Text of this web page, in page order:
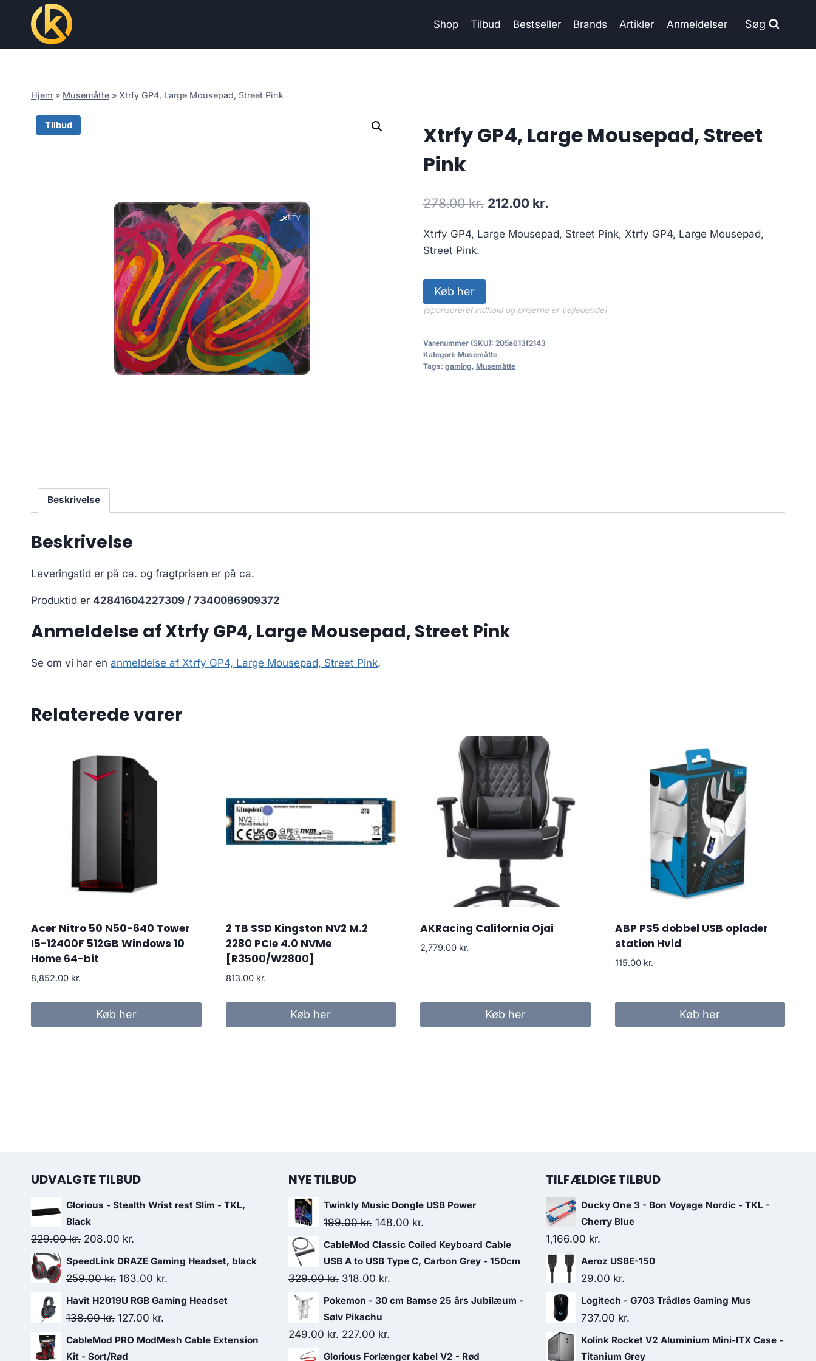
content
Shop Tilbud Bestseller Brands Artikler Anmeldelser Søg
Hjem » Musemåtte » Xtrfy GP4, Large Mousepad, Street Pink
Tilbud
Xtrfy GP4, Large Mousepad, Street
Pink
278.00kr. Original
was:
212.00 kr.
is:
Xtrfy GP4, Large Mousepad, Street Pink, Xtrfy GP4, Large Mousepad,
Street Pink.
Køb her
(sponsoreret indhold og priserne er vejledende)
Varenummer (SKU): 205a613f2143
Kategori: Musemåtte
Tags: gaming, Musemåtte
Beskrivelse
Beskrivelse
Leveringstid er på ca. og fragtprisen er på ca.
Produktid er 42841604227309 / 7340086909372
Anmeldelse af Xtrfy GP4, Large Mousepad, Street Pink
Se om vi har en anmeldelse af Xtrfy GP4, Large Mousepad, Street Pink.
Relaterede varer
Acer Nitro 50 N50-640 Tower
I5-12400F 512GB Windows 10
Home 64-bit
8,852.00 kr.
Køb her
2 TB SSD Kingston NV2 M.2
2280 PCIe 4.0 NVMe
[R3500/W2800]
813.00 kr.
Køb her
AKRacing California Ojai
2,779.00 kr.
Køb her
ABP PS5 dobbel USB oplader
station Hvid
115.00 kr.
Køb her
UDVALGTE TILBUD
Glorious - Stealth Wrist rest Slim - TKL,
Black
229.00kr. Original
price
was:
208.00 kr.
price
is:
SpeedLink DRAZE Gaming Headset, black
259.00kr. Original
price
was:
163.00 kr.
price
Havit H2019U RGB Gaming Headset
138.00kr. Original
price
was:
127.00 kr.
price
CableMod PRO ModMesh Cable Extension
Kit - Sort/Rød
NYE TILBUD
Twinkly Music Dongle USB Power
199.00kr. Original
price
was:
199.00 kr..
148.00 kr.
price
is:
CableMod Classic Coiled Keyboard Cable
USB A to USB Type C, Carbon Grey - 150cm
329.00kr. Original
price
was:
329.00 kr..
318.00 kr.
price
Pokemon - 30 cm Bamse 25 års Jubilæum -
Sølv Pikachu
249.00kr. Original
price
227.00 kr.
price
Glorious Forlænger kabel V2 - Rød
TILFÆLDIGE TILBUD
Ducky One 3 - Bon Voyage Nordic - TKL -
Cherry Blue
1,166.00 kr.
Aeroz USBE-150
29.00 kr.
Logitech - G703 Trådløs Gaming Mus
737.00 kr.
Kolink Rocket V2 Aluminium Mini-ITX Case -
Titanium Grey